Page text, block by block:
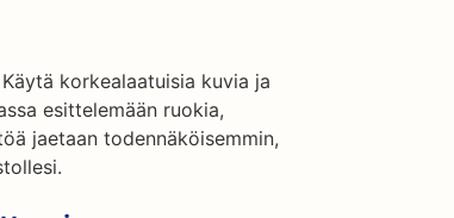
korkealaatuisia kuvia ja
esittelemään ruokia,
jaetaan todennäköisemmin,